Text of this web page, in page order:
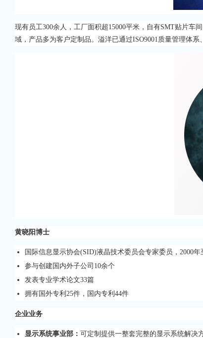
现有员工300余人，工厂面积超15000平米，自有SMT贴片
域，产品多为客户定制品。溢洋已通过ISO9001质量管理体
黄晓阳博士
国际信息显示协会(SID)液晶技术委员会专家委员，2000年
参与创建国内外子公司10余个
发表专业学术论文33篇
拥有国外专利25件，国内专利44件
企业业务
显示系统事业部： 可定制提供一整套完整的显示系统解决